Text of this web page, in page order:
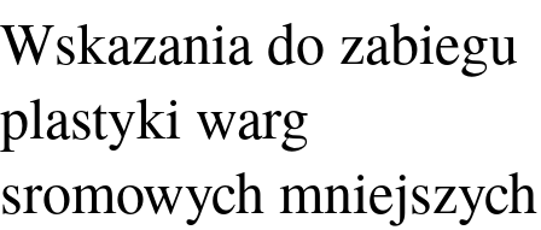
Wskazania do zabiegu
plastyki warg
sromowych mniejszych